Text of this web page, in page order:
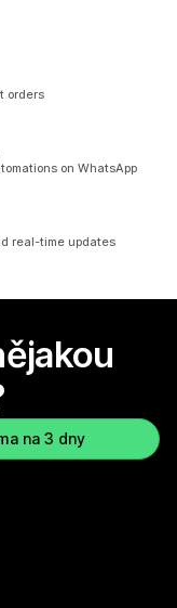
orders
on WhatsApp
real-time updates
na 3 dny